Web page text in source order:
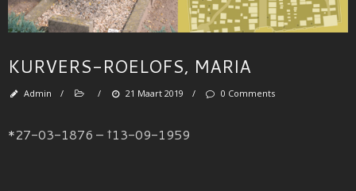
KURVERS-ROELOFS, MARIA
Admin / / 21 Maart 2019 / 0 Comments
*27-03-1876 – †13-09-1959